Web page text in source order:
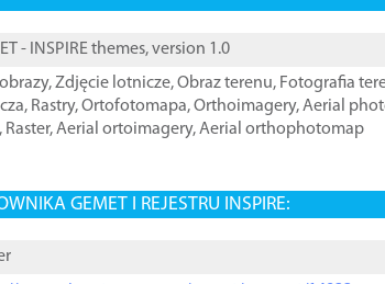
- INSPIRE themes, version 1.0
,Zdjęcie lotnicze,Obraz terenu, Fotografia
, Rastry,Ortofotomapa,Orthoimagery,Aerial
, Raster,Aerial ortoimagery,Aerial orthophotomap
GEMET I REJESTRU INSPIRE: